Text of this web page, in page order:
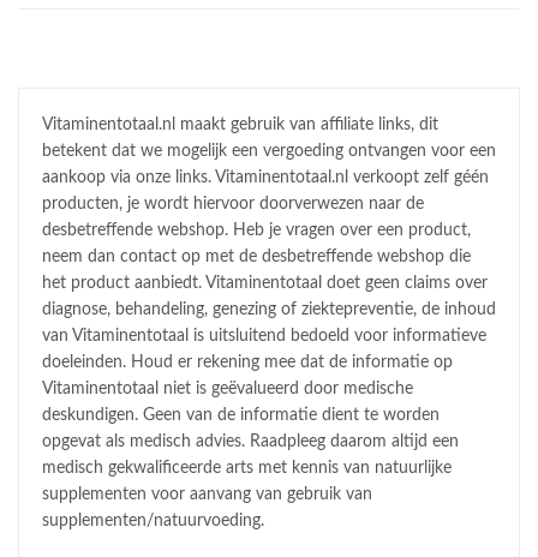
Vitaminentotaal.nl maakt gebruik van affiliate links, dit
betekent dat we mogelijk een vergoeding ontvangen voor een
aankoop via onze links. Vitaminentotaal.nl verkoopt zelf géén
producten, je wordt hiervoor doorverwezen naar de
desbetreffende webshop. Heb je vragen over een product,
neem dan contact op met de desbetreffende webshop die
het product aanbiedt. Vitaminentotaal doet geen claims over
diagnose, behandeling, genezing of ziektepreventie, de inhoud
van Vitaminentotaal is uitsluitend bedoeld voor informatieve
doeleinden. Houd er rekening mee dat de informatie op
Vitaminentotaal niet is geëvalueerd door medische
deskundigen. Geen van de informatie dient te worden
opgevat als medisch advies. Raadpleeg daarom altijd een
medisch gekwalificeerde arts met kennis van natuurlijke
supplementen voor aanvang van gebruik van
supplementen/natuurvoeding.